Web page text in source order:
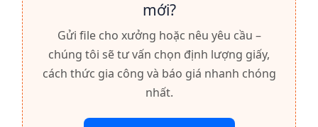
mới?
Gửi file cho xưởng hoặc nêu yêu cầu –
chúng tôi sẽ tư vấn chọn định lượng giấy,
cách thức gia công và báo giá nhanh chóng
nhất.